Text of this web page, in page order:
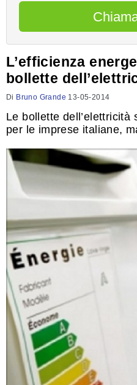
L’efficienza
bollette
Di Bruno Grande 13-05-2014
Le bollette
per le imprese italiane,